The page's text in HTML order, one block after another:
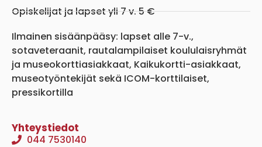
Opiskelijat ja lapset yli 7 v. 5 €
Ilmainen sisäänpääsy: lapset alle 7-v.,
sotaveteraanit, rautalampilaiset koululaisryhmät
ja museokorttiasiakkaat, Kaikukortti-asiakkaat,
museotyöntekijät sekä ICOM-korttilaiset,
pressikortilla
Yhteystiedot
044 7530140